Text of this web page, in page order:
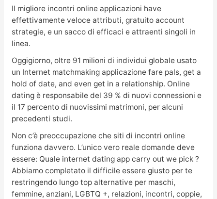
Il migliore incontri online applicazioni have
effettivamente veloce attributi, gratuito account
strategie, e un sacco di efficaci e attraenti singoli in
linea.
Oggigiorno, oltre 91 milioni di individui globale usato
un Internet matchmaking applicazione fare pals, get a
hold of date, and even get in a relationship. Online
dating è responsabile del 39 % di nuovi connessioni e
il 17 percento di nuovissimi matrimoni, per alcuni
precedenti studi.
Non c’è preoccupazione che siti di incontri online
funziona davvero. L’unico vero reale domande deve
essere: Quale internet dating app carry out we pick ?
Abbiamo completato il difficile essere giusto per te
restringendo lungo top alternative per maschi,
femmine, anziani, LGBTQ +, relazioni, incontri, coppie,